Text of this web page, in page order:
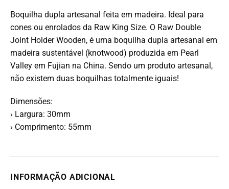
Boquilha dupla artesanal feita em madeira. Ideal para
cones ou enrolados da Raw King Size. O Raw Double
Joint Holder Wooden, é uma boquilha dupla artesanal em
madeira sustentável (knotwood) produzida em Pearl
Valley em Fujian na China. Sendo um produto artesanal,
não existem duas boquilhas totalmente iguais!
Dimensões:
› Largura: 30mm
› Comprimento: 55mm
INFORMAÇÃO ADICIONAL